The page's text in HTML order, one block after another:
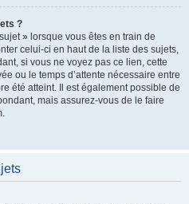
?
» lorsque vous êtes en train de
celui-ci en haut de la liste des sujets,
si vous ne voyez pas ce lien, cette
ou le temps d’attente nécessaire entre
été atteint. Il est également possible de
mais assurez-vous de le faire